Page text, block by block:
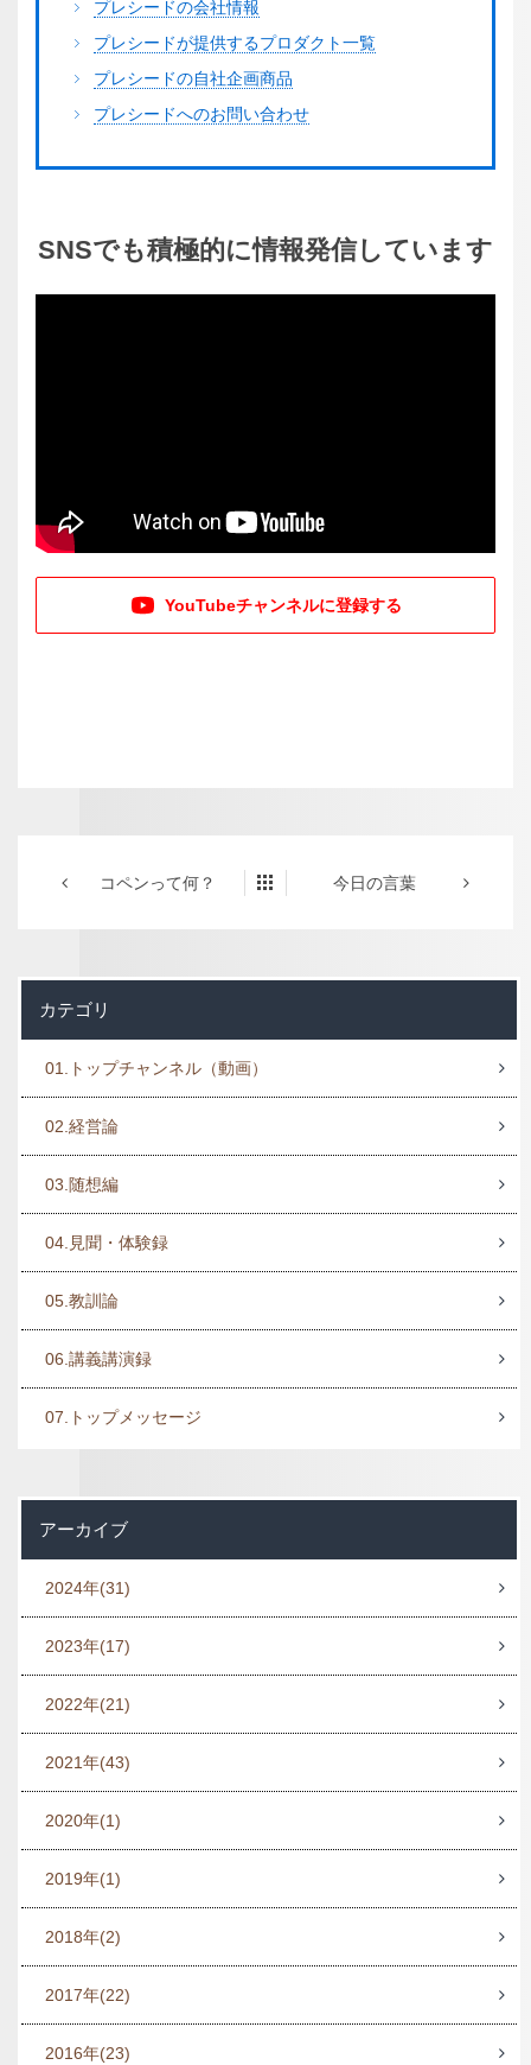
プレシードの会社情報
プレシードが提供するプロダクト一覧
プレシードの自社企画商品
プレシードへのお問い合わせ
SNSでも積極的に情報発信しています
YouTubeチャンネルに登録する
コペンって何？ 今日の言葉
カテゴリ
01.トップチャンネル（動画）
02.経営論
03.随想編
04.見聞・体験録
05.教訓論
06.講義講演録
07.トップメッセージ
アーカイブ
2024年(31)
2023年(17)
2022年(21)
2021年(43)
2020年(1)
2019年(1)
2018年(2)
2017年(22)
2016年(23)